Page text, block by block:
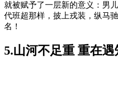
就被赋予了一层新的意义：男
代班超那样，披上戎装，纵马
名！
5.山河不足重 重在遇